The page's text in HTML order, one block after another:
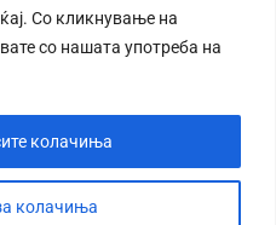
Со кликнување на
со нашата употреба на
колачиња
колачиња